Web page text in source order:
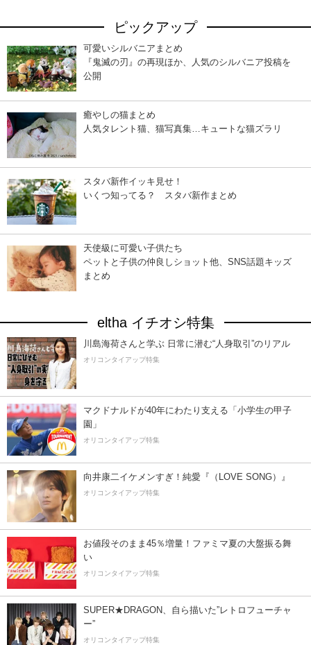
ピックアップ
可愛いシルバニアまとめ
『鬼滅の刃』の再現ほか、人気のシルバニア投稿を
公開
癒やしの猫まとめ
人気タレント猫、猫写真集…キュートな猫ズラリ
スタバ新作イッキ見せ！
いくつ知ってる？ スタバ新作まとめ
天使級に可愛い子供たち
ペットと子供の仲良しショット他、SNS話題キッズ
まとめ
eltha イチオシ特集
川島海荷さんと学ぶ 日常に潜む“人身取引”のリアル
オリコンタイアップ特集
マクドナルドが40年にわたり支える「小学生の甲子
園」
オリコンタイアップ特集
向井康二イケメンすぎ！純愛『（LOVE SONG）』
オリコンタイアップ特集
お値段そのまま45％増量！ファミマ夏の大盤振る舞
い
オリコンタイアップ特集
SUPER★DRAGON、自ら描いた”レトロフューチャ
ー”
オリコンタイアップ特集